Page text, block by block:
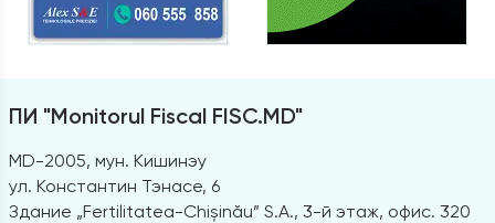
ПИ "Monitorul Fiscal FISC.MD"
MD-2005, мун. Кишинэу
ул. Константин Тэнасе, 6
Здание „Fertilitatea-Chișinău” S.A., 3-й этаж, офис. 320